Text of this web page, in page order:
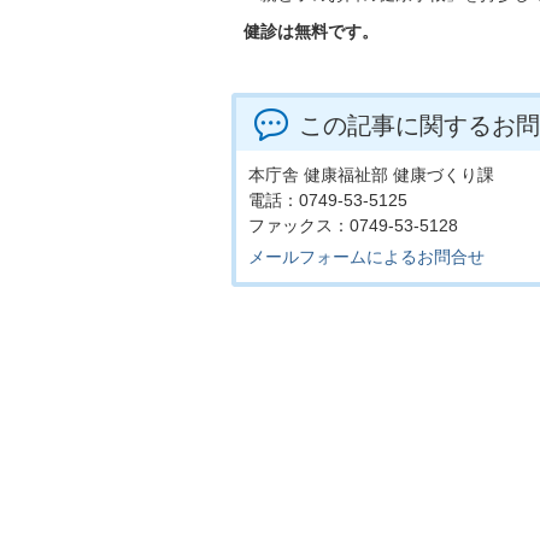
健診は無料です。
この記事に関するお
本庁舎 健康福祉部 健康づくり課
電話：0749-53-5125
ファックス：0749-53-5128
メールフォームによるお問合せ